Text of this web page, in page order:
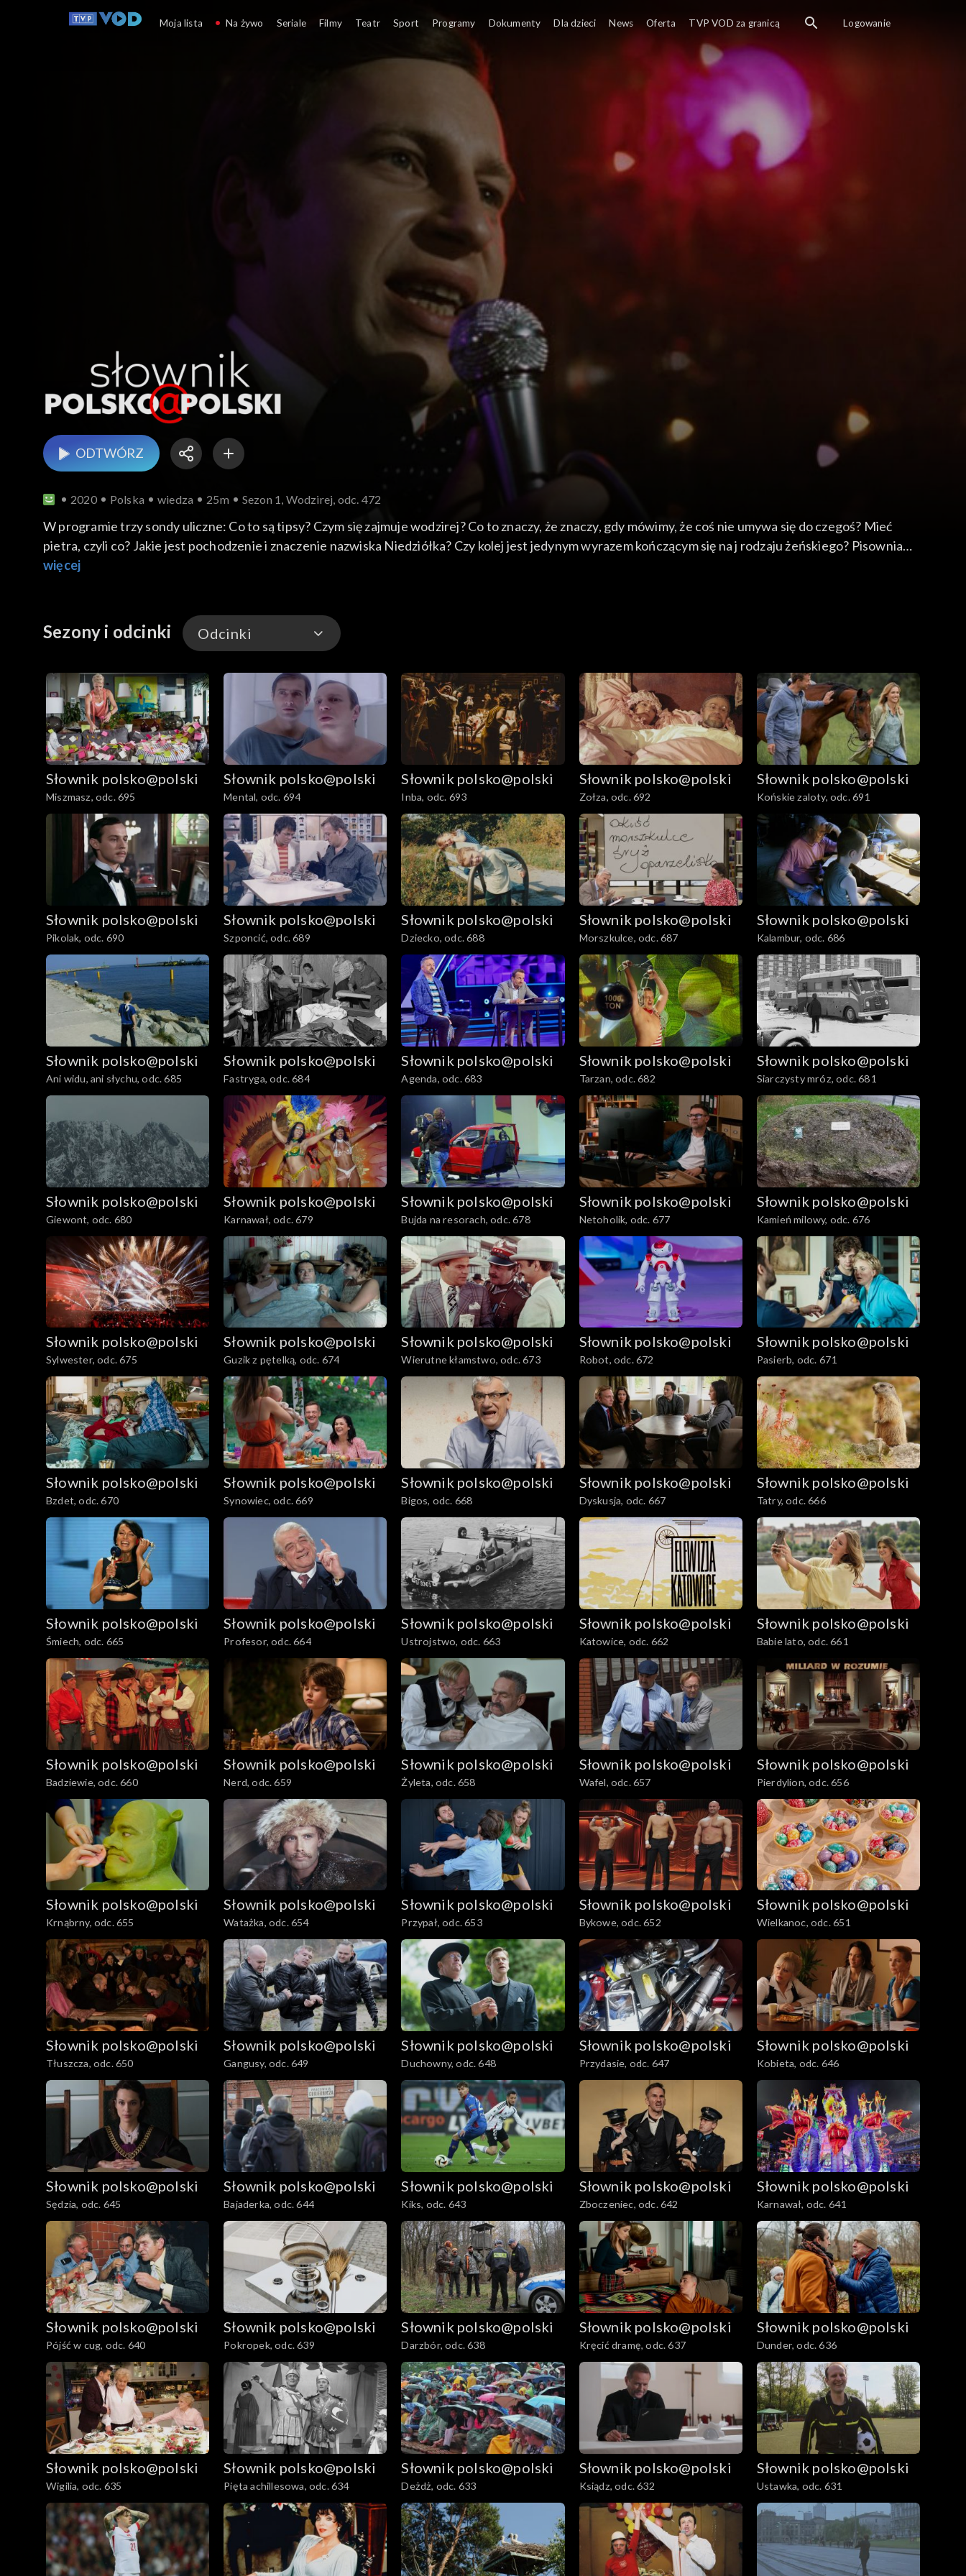
ODTWÓRZ
2020 Polska wiedza 25m Sezon 1, Wodzirej, odc. 472
W programie trzy sondy uliczne: Co to są tipsy? Czym się zajmuje wodzirej? Co to znaczy, że znaczy, gdy mówimy, że coś nie umywa się do czegoś? Mieć
pietra, czyli co? Jakie jest pochodzenie i znaczenie nazwiska Niedziółka? Czy kolej jest jedynym wyrazem kończącym się na j rodzaju żeńskiego? Pisownia
imienia Jakób jest bardziej uzasadniona z punktu widzenia historycznego…
więcej
Sezony i odcinki Odcinki
Odcinki
Słownik polsko@polski
Miszmasz, odc. 695
Słownik polsko@polski
Mental, odc. 694
Słownik polsko@polski
Inba, odc. 693
Słownik polsko@polski
Zołza, odc. 692
Słownik polsko@polski
Końskie zaloty, odc. 691
Słownik polsko@polski
Pikolak, odc. 690
Słownik polsko@polski
Szponcić, odc. 689
Słownik polsko@polski
Dziecko, odc. 688
Słownik polsko@polski
Morszkulce, odc. 687
Słownik polsko@polski
Kalambur, odc. 686
Słownik polsko@polski
Ani widu, ani słychu, odc. 685
Słownik polsko@polski
Fastryga, odc. 684
Słownik polsko@polski
Agenda, odc. 683
Słownik polsko@polski
Tarzan, odc. 682
Słownik polsko@polski
Siarczysty mróz, odc. 681
Słownik polsko@polski
Giewont, odc. 680
Słownik polsko@polski
Karnawał, odc. 679
Słownik polsko@polski
Bujda na resorach, odc. 678
Słownik polsko@polski
Netoholik, odc. 677
Słownik polsko@polski
Kamień milowy, odc. 676
Słownik polsko@polski
Sylwester, odc. 675
Słownik polsko@polski
Guzik z pętelką, odc. 674
Słownik polsko@polski
Wierutne kłamstwo, odc. 673
Słownik polsko@polski
Robot, odc. 672
Słownik polsko@polski
Pasierb, odc. 671
Słownik polsko@polski
Bzdet, odc. 670
Słownik polsko@polski
Synowiec, odc. 669
Słownik polsko@polski
Bigos, odc. 668
Słownik polsko@polski
Dyskusja, odc. 667
Słownik polsko@polski
Tatry, odc. 666
Słownik polsko@polski
Śmiech, odc. 665
Słownik polsko@polski
Profesor, odc. 664
Słownik polsko@polski
Ustrojstwo, odc. 663
Słownik polsko@polski
Katowice, odc. 662
Słownik polsko@polski
Babie lato, odc. 661
Słownik polsko@polski
Badziewie, odc. 660
Słownik polsko@polski
Nerd, odc. 659
Słownik polsko@polski
Żyleta, odc. 658
Słownik polsko@polski
Wafel, odc. 657
Słownik polsko@polski
Pierdylion, odc. 656
Słownik polsko@polski
Krnąbrny, odc. 655
Słownik polsko@polski
Watażka, odc. 654
Słownik polsko@polski
Przypał, odc. 653
Słownik polsko@polski
Bykowe, odc. 652
Słownik polsko@polski
Wielkanoc, odc. 651
Słownik polsko@polski
Tłuszcza, odc. 650
Słownik polsko@polski
Gangusy, odc. 649
Słownik polsko@polski
Duchowny, odc. 648
Słownik polsko@polski
Przydasie, odc. 647
Słownik polsko@polski
Kobieta, odc. 646
Słownik polsko@polski
Sędzia, odc. 645
Słownik polsko@polski
Bajaderka, odc. 644
Słownik polsko@polski
Kiks, odc. 643
Słownik polsko@polski
Zboczeniec, odc. 642
Słownik polsko@polski
Karnawał, odc. 641
Słownik polsko@polski
Pójść w cug, odc. 640
Słownik polsko@polski
Pokropek, odc. 639
Słownik polsko@polski
Darzbór, odc. 638
Słownik polsko@polski
Kręcić dramę, odc. 637
Słownik polsko@polski
Dunder, odc. 636
Słownik polsko@polski
Wigilia, odc. 635
Słownik polsko@polski
Pięta achillesowa, odc. 634
Słownik polsko@polski
Deżdż, odc. 633
Słownik polsko@polski
Ksiądz, odc. 632
Słownik polsko@polski
Ustawka, odc. 631
Moja lista Na żywo Seriale Filmy Teatr Sport Programy Dokumenty Dla dzieci News Oferta TVP VOD za granicą Logowanie